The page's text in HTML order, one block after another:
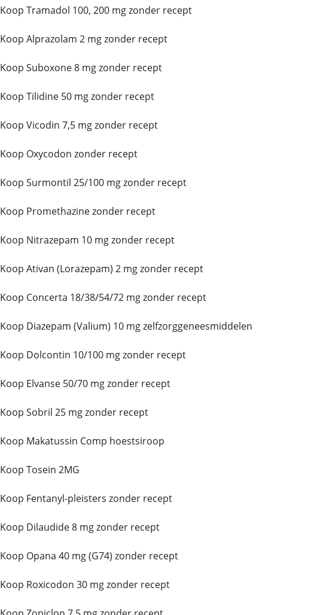
Koop Tramadol 100, 200 mg zonder recept
Koop Alprazolam 2 mg zonder recept
Koop Suboxone 8 mg zonder recept
Koop Tilidine 50 mg zonder recept
Koop Vicodin 7,5 mg zonder recept
Koop Oxycodon zonder recept
Koop Surmontil 25/100 mg zonder recept
Koop Promethazine zonder recept
Koop Nitrazepam 10 mg zonder recept
Koop Ativan (Lorazepam) 2 mg zonder recept
Koop Concerta 18/38/54/72 mg zonder recept
Koop Diazepam (Valium) 10 mg zelfzorggeneesmiddelen
Koop Dolcontin 10/100 mg zonder recept
Koop Elvanse 50/70 mg zonder recept
Koop Sobril 25 mg zonder recept
Koop Makatussin Comp hoestsiroop
Koop Tosein 2MG
Koop Fentanyl-pleisters zonder recept
Koop Dilaudide 8 mg zonder recept
Koop Opana 40 mg (G74) zonder recept
Koop Roxicodon 30 mg zonder recept